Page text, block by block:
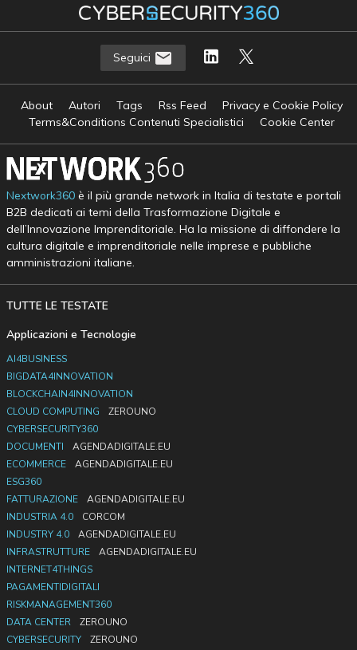
Seguici
About Autori Tags Rss Feed
Privacy e Cookie Policy
Terms&Conditions Contenuti Specialistici
Cookie Center
Nextwork360è il più grande network in Italia di testate e portali
B2B dedicati ai temi della Trasformazione Digitale e
dell’Innovazione Imprenditoriale. Ha la missione di diffondere la
cultura digitale e imprenditoriale nelle imprese e pubbliche
amministrazioni italiane.
TUTTE LE TESTATE
Applicazioni e Tecnologie
AI4BUSINESS
BIGDATA4INNOVATION
BLOCKCHAIN4INNOVATION
CLOUD COMPUTING
ZEROUNO
CYBERSECURITY360
DOCUMENTI
AGENDADIGITALE.EU
ECOMMERCE
AGENDADIGITALE.EU
ESG360
FATTURAZIONE
AGENDADIGITALE.EU
INDUSTRIA 4.0
CORCOM
INDUSTRY 4.0
AGENDADIGITALE.EU
INFRASTRUTTURE
AGENDADIGITALE.EU
INTERNET4THINGS
PAGAMENTIDIGITALI
RISKMANAGEMENT360
DATA CENTER
ZEROUNO
CYBERSECURITY
ZEROUNO